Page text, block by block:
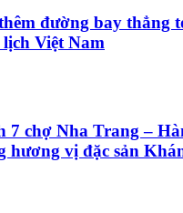
đường bay thẳng
Việt Nam
7 chợ Nha Trang –
hương vị đặc sản